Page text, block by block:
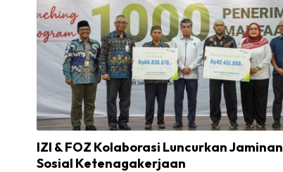
IZI & FOZ Kolaborasi Luncurkan Jaminan
Sosial Ketenagakerjaan